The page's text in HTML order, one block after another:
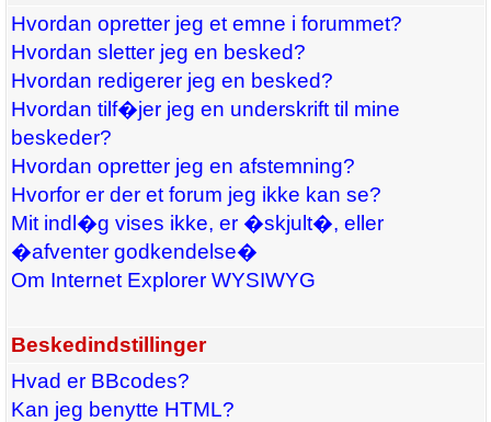
Hvordan opretter jeg et emne i forummet?
Hvordan sletter jeg en besked?
Hvordan redigerer jeg en besked?
Hvordan tilf�jer jeg en underskrift til mine
beskeder?
Hvordan opretter jeg en afstemning?
Hvorfor er der et forum jeg ikke kan se?
Mit indl�g vises ikke, er �skjult�, eller
�afventer godkendelse�
Om Internet Explorer WYSIWYG
Beskedindstillinger
Hvad er BBcodes?
Kan jeg benytte HTML?